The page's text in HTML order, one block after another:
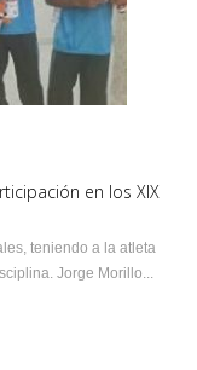
en los XIX
teniendo a la atleta
Jorge Morillo...